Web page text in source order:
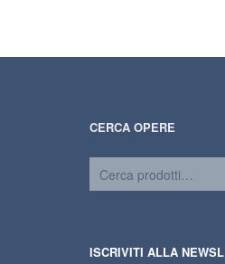
CERCA OPERE
ISCRIVITI ALLA